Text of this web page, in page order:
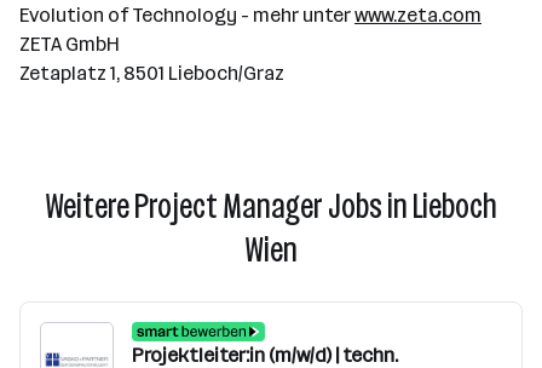
Evolution of Technology - mehr unterwww.zeta.com
ZETA GmbH
Zetaplatz 1, 8501 Lieboch/Graz
Weitere Project Manager Jobs in Lieboch
Wien
Projektleiter:in (m/w/d) | techn.